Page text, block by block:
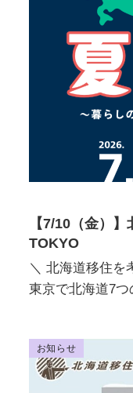
【7/10（金）
TOKYO
＼ 北海道移住を
東京で北海道7
お知らせ